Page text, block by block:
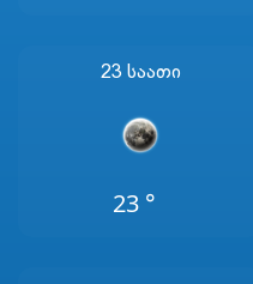
23 Საათი
23 °